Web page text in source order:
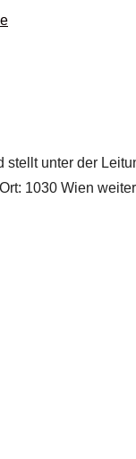
stellt unter der
1030 Wien